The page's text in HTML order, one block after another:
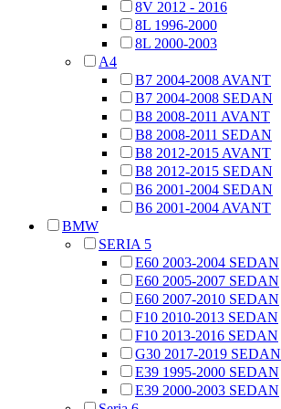
8V 2012 - 2016
8L 1996-2000
8L 2000-2003
A4
B7 2004-2008 AVANT
B7 2004-2008 SEDAN
B8 2008-2011 AVANT
B8 2008-2011 SEDAN
B8 2012-2015 AVANT
B8 2012-2015 SEDAN
B6 2001-2004 SEDAN
B6 2001-2004 AVANT
BMW
SERIA 5
E60 2003-2004 SEDAN
E60 2005-2007 SEDAN
E60 2007-2010 SEDAN
F10 2010-2013 SEDAN
F10 2013-2016 SEDAN
G30 2017-2019 SEDAN
E39 1995-2000 SEDAN
E39 2000-2003 SEDAN